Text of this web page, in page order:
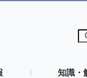
知識・